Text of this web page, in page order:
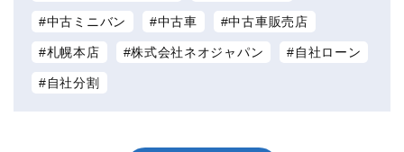
中古ミニバン 中古車 中古車販売店
札幌本店 株式会社ネオジャパン 自社ローン
自社分割